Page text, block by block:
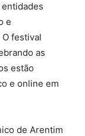
e
festival
as
estão
e online em
de Arentim